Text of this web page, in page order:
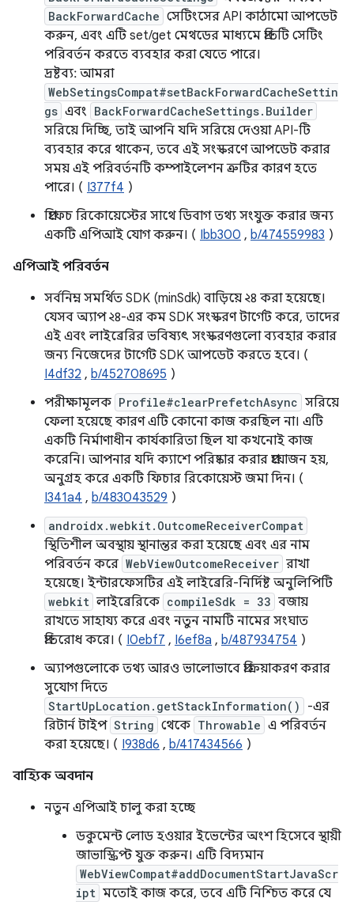
BackForwardCache সেটিংসের API কাঠামো আপডেট
করুন, এবং এটি set/get মেথডের মাধ্যমে প্রতিটি সেটিং
পরিবর্তন করতে ব্যবহার করা যেতে পারে।
দ্রষ্টব্য: আমরা
WebSetingsCompat#setBackForwardCacheSettin
gs এবং BackForwardCacheSettings.Builder
সরিয়ে দিচ্ছি, তাই আপনি যদি সরিয়ে দেওয়া API-টি
ব্যবহার করে থাকেন, তবে এই সংস্করণে আপডেট করার
সময় এই পরিবর্তনটি কম্পাইলেশন ত্রুটির কারণ হতে
পারে। ( I377f4 )
প্রিফেচ রিকোয়েস্টের সাথে ডিবাগ তথ্য সংযুক্ত করার জন্য
একটি এপিআই যোগ করুন। ( Ibb300 , b/474559983 )
এপিআই পরিবর্তন
সর্বনিম্ন সমর্থিত SDK (minSdk) বাড়িয়ে ২৪ করা হয়েছে।
যেসব অ্যাপ ২৪-এর কম SDK সংস্করণ টার্গেট করে, তাদের
এই এবং লাইব্রেরির ভবিষ্যৎ সংস্করণগুলো ব্যবহার করার
জন্য নিজেদের টার্গেট SDK আপডেট করতে হবে। (
I4df32 , b/452708695 )
পরীক্ষামূলক Profile#clearPrefetchAsync সরিয়ে
ফেলা হয়েছে কারণ এটি কোনো কাজ করছিল না। এটি
একটি নির্মাণাধীন কার্যকারিতা ছিল যা কখনোই কাজ
করেনি। আপনার যদি ক্যাশে পরিষ্কার করার প্রয়োজন হয়,
অনুগ্রহ করে একটি ফিচার রিকোয়েস্ট জমা দিন। (
I341a4 , b/483043529 )
androidx.webkit.OutcomeReceiverCompat
স্থিতিশীল অবস্থায় স্থানান্তর করা হয়েছে এবং এর নাম
পরিবর্তন করে WebViewOutcomeReceiver রাখা
হয়েছে। ইন্টারফেসটির এই লাইব্রেরি-নির্দিষ্ট অনুলিপিটি
webkit লাইব্রেরিকে compileSdk = 33 বজায়
রাখতে সাহায্য করে এবং নতুন নামটি নামের সংঘাত
প্রতিরোধ করে। ( I0ebf7 , I6ef8a , b/487934754 )
অ্যাপগুলোকে তথ্য আরও ভালোভাবে প্রক্রিয়াকরণ করার
সুযোগ দিতে
StartUpLocation.getStackInformation()
-এর
রিটার্ন টাইপ String থেকে Throwable এ পরিবর্তন
করা হয়েছে। ( I938d6 , b/417434566 )
বাহ্যিক অবদান
নতুন এপিআই চালু করা হচ্ছে
ডকুমেন্ট লোড হওয়ার ইভেন্টের অংশ হিসেবে স্থায়ী
জাভাস্ক্রিপ্ট যুক্ত করুন। এটি বিদ্যমান
WebViewCompat#addDocumentStartJavaScr
ipt মতোই কাজ করে, তবে এটি নিশ্চিত করে যে